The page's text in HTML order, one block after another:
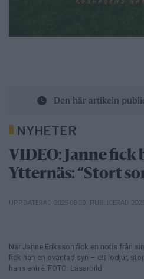
Den här artikeln
NYHETER
VIDEO: Janne fick
Ytternäs: “Stort
UPPDATERAD 2025-08-20 PUBLICERAD
När Janne Eriksson fick en notis från
fick han en oväntad syn – ett lodjur,
hans entré. FOTO: Läsarbild